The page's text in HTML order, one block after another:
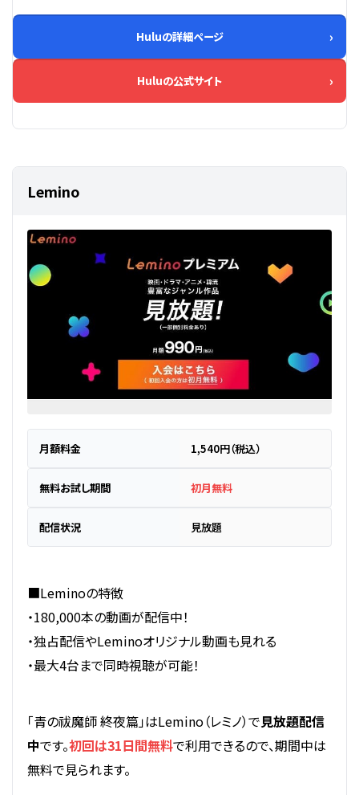
Huluの詳細ページ
Huluの公式サイト
Lemino
月額料金 1,540円（税込）
無料お試し期間 初月無料
配信状況 見放題
■Leminoの特徴
・180,000本の動画が配信中！
・独占配信やLeminoオリジナル動画も見れる
・最大4台まで同時視聴が可能！
「青の祓魔師 終夜篇」はLemino（レミノ）で見放題配信
中です。初回は31日間無料で利用できるので、期間中は
無料で見られます。